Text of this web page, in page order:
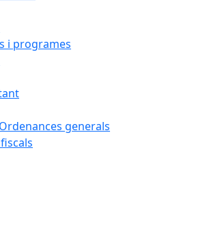
i programes
generals